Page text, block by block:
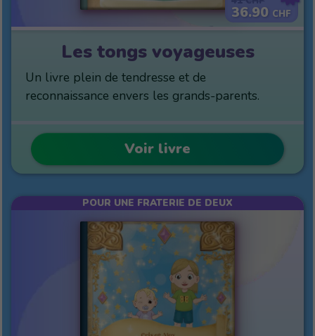
36.90 CHF
Les tongs voyageuses
Un livre plein de tendresse et de
reconnaissance envers les grands-parents.
Voir livre
POUR UNE FRATERIE DE DEUX